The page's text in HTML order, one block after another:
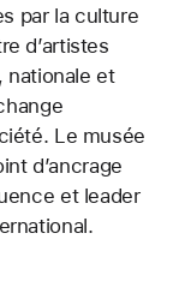
par la culture
d’artistes
nationale et
Le musée
d’ancrage
et leader